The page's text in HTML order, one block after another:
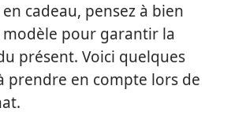
en cadeau, pensez à bien
modèle pour garantir la
présent. Voici quelques
prendre en compte lors de